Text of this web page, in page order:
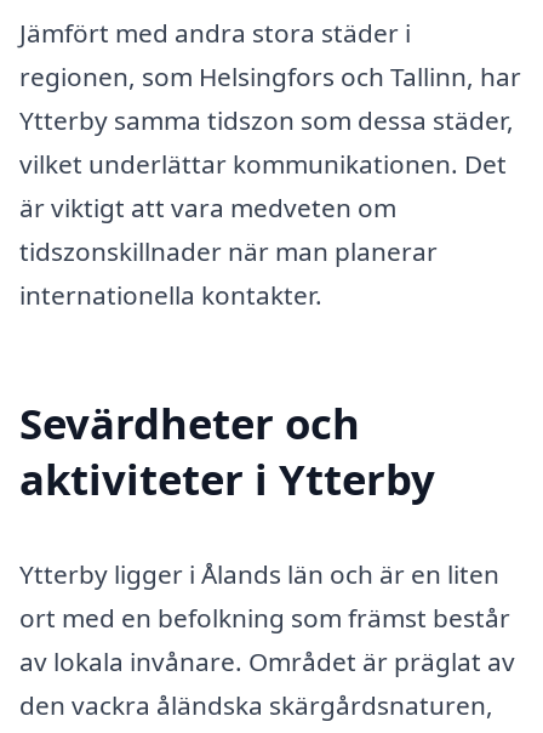
Jämfört med andra stora städer i
regionen, som Helsingfors och Tallinn, har
Ytterby samma tidszon som dessa städer,
vilket underlättar kommunikationen. Det
är viktigt att vara medveten om
tidszonskillnader när man planerar
internationella kontakter.
Sevärdheter och
aktiviteter i Ytterby
Ytterby ligger i Ålands län och är en liten
ort med en befolkning som främst består
av lokala invånare. Området är präglat av
den vackra åländska skärgårdsnaturen,